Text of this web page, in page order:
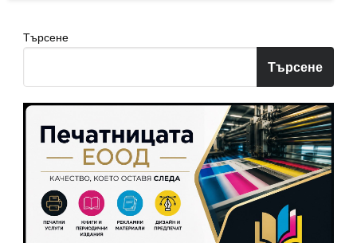
Търсене
Търсене